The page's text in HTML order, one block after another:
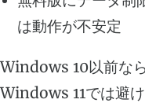
は動作が不安定
Windows 10以前な
Windows 11では避け